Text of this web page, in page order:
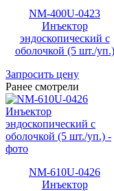
NM-400U-0423
Инъектор
эндоскопический с
оболочкой (5 шт./уп.)
Запросить цену
Ранее смотрели
NM-610U-0426
Инъектор